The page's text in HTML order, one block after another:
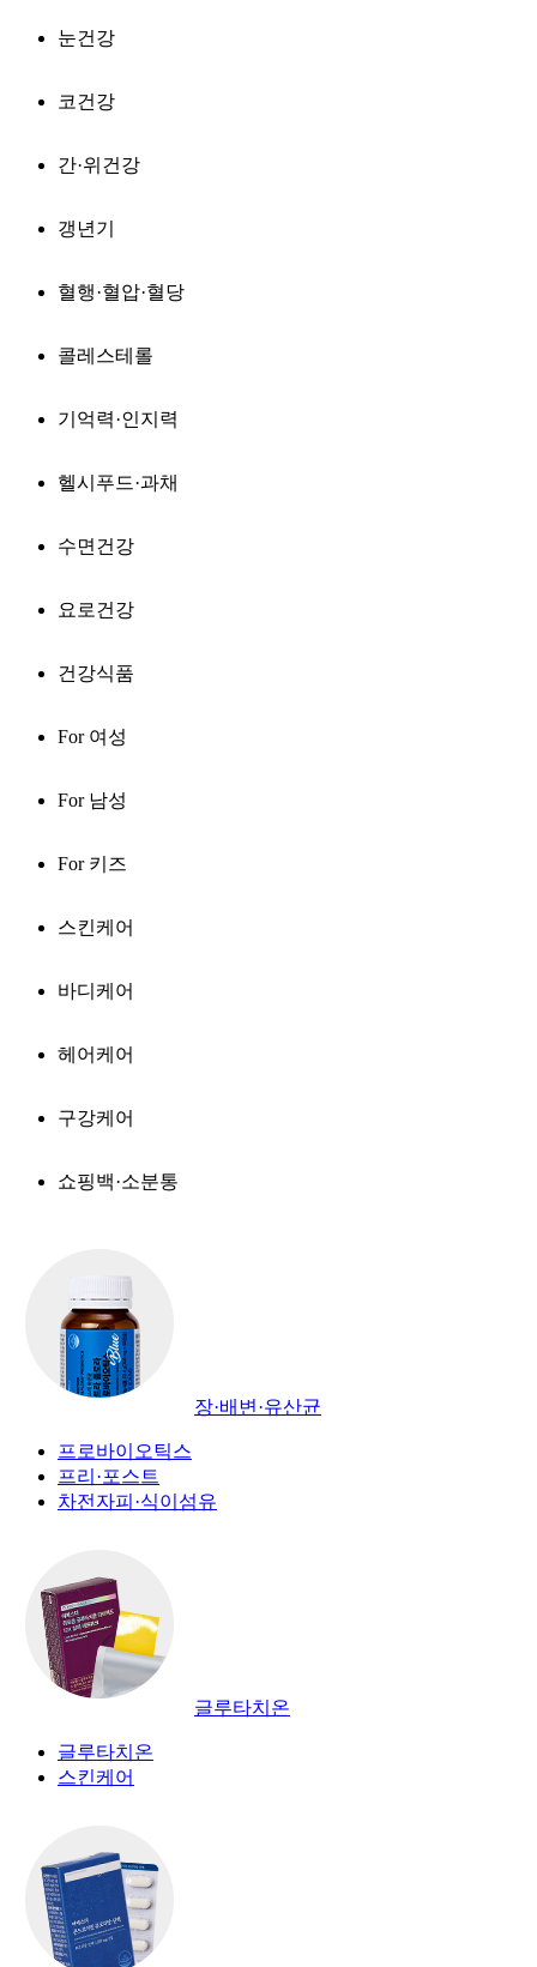
눈건강
코건강
간·위건강
갱년기
혈행·혈압·혈당
콜레스테롤
기억력·인지력
헬시푸드·과채
수면건강
요로건강
건강식품
For 여성
For 남성
For 키즈
스킨케어
바디케어
헤어케어
구강케어
쇼핑백·소분통
장·배변·유산균
프로바이오틱스
프리·포스트
차전자피·식이섬유
글루타치온
글루타치온
스킨케어